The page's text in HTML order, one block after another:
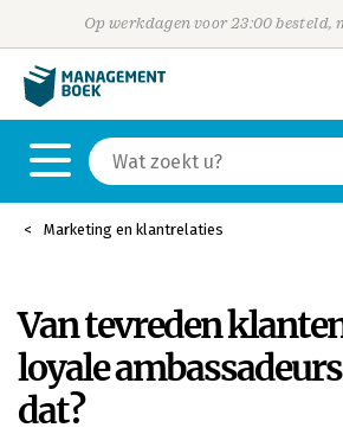
Op werkdagen voor 23:00 besteld,
Marketing en klantrelaties
Van tevreden
loyale
dat?